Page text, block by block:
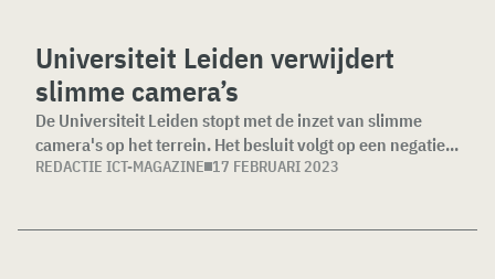
Universiteit Leiden verwijdert
slimme camera’s
De Universiteit Leiden stopt met de inzet van slimme
camera's op het terrein. Het besluit volgt op een negatie...
REDACTIE ICT-MAGAZINE 17 FEBRUARI 2023